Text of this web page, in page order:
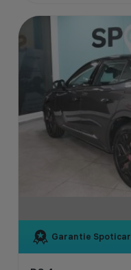
Garantie Spoticar